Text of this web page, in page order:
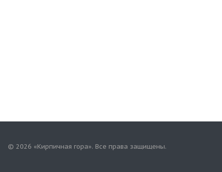
© 2026 «Кирпичная гора». Все права защищены.